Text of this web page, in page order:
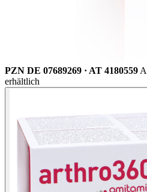
PZN DE 07689269 · AT 4180559
erhältlich